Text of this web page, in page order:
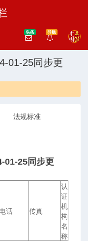
头条 导航
01-25同步更
法规标准
01-25同步更
话 传真
认
证
机
构
名
称